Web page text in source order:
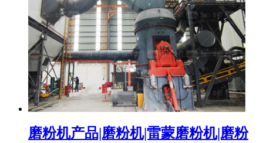
磨粉机产品|磨粉机|雷蒙磨粉机|磨粉